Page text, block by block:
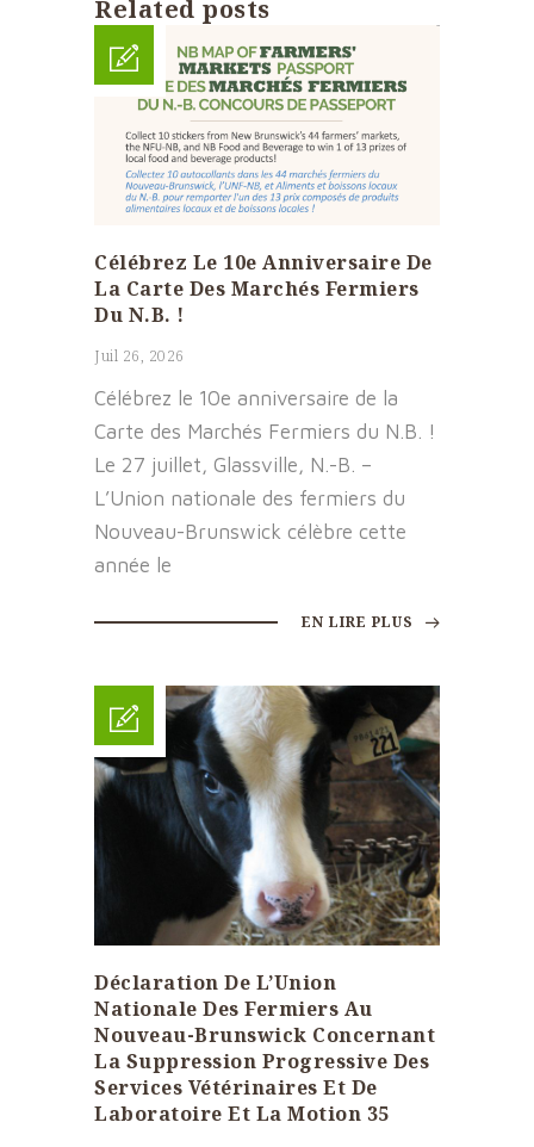
Related posts
Célébrez Le 10e Anniversaire De
La Carte Des Marchés Fermiers
Du N.B. !
Juil 26, 2026
Célébrez le 10e anniversaire de la
Carte des Marchés Fermiers du N.B. !
Le 27 juillet, Glassville, N.-B. –
L’Union nationale des fermiers du
Nouveau-Brunswick célèbre cette
année le
EN LIRE PLUS
Déclaration De L’Union
Nationale Des Fermiers Au
Nouveau-Brunswick Concernant
La Suppression Progressive Des
Services Vétérinaires Et De
Laboratoire Et La Motion 35